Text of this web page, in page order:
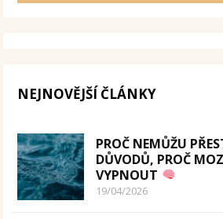
NEJNOVĚJŠÍ ČLÁNKY
PROČ NEMŮŽU
DŮVODŮ, PROČ
VYPNOUT
19/04/2026